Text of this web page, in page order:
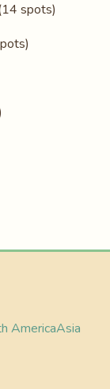
spots)
AmericaAsia